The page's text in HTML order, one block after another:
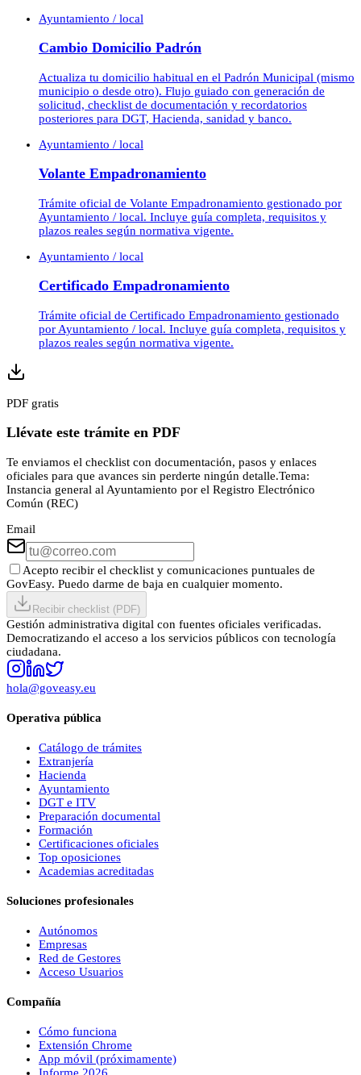
Ayuntamiento / local
Cambio Domicilio Padrón
Actualiza tu domicilio habitual en el Padrón Municipal (mismo
municipio o desde otro). Flujo guiado con generación de
solicitud, checklist de documentación y recordatorios
posteriores para DGT, Hacienda, sanidad y banco.
Ayuntamiento / local
Volante Empadronamiento
Trámite oficial de Volante Empadronamiento gestionado por
Ayuntamiento / local. Incluye guía completa, requisitos y
plazos reales según normativa vigente.
Ayuntamiento / local
Certificado Empadronamiento
Trámite oficial de Certificado Empadronamiento gestionado
por Ayuntamiento / local. Incluye guía completa, requisitos y
plazos reales según normativa vigente.
PDF gratis
Llévate este trámite en PDF
Te enviamos el checklist con documentación, pasos y enlaces
oficiales para que avances sin perderte ningún detalle.Tema:
Instancia general al Ayuntamiento por el Registro Electrónico
Común (REC)
Email
Acepto recibir el checklist y comunicaciones puntuales de
GovEasy. Puedo darme de baja en cualquier momento.
Recibir checklist (PDF)
Gestión administrativa digital con fuentes oficiales verificadas.
Democratizando el acceso a los servicios públicos con tecnología
ciudadana.
hola@goveasy.eu
Operativa pública
Catálogo de trámites
Extranjería
Hacienda
Ayuntamiento
DGT e ITV
Preparación documental
Formación
Certificaciones oficiales
Top oposiciones
Academias acreditadas
Soluciones profesionales
Autónomos
Empresas
Red de Gestores
Acceso Usuarios
Compañía
Cómo funciona
Extensión Chrome
App móvil (próximamente)
Informe 2026